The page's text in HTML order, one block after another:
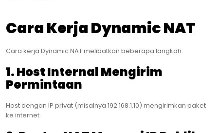
Cara Kerja Dynamic NAT
Cara kerja Dynamic NAT melibatkan beberapa langkah:
1. Host Internal Mengirim
Permintaan
Host dengan IP privat (misalnya 192.168.1.10) mengirimkan paket
ke internet.